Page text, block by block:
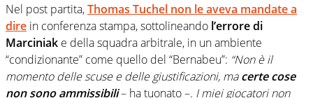
Nel post partita,Thomas Tuchel non le aveva mandate a
dire in conferenza stampa, sottolineando l’errore di
Marciniak e della squadra arbitrale, in un ambiente
“condizionante” come quello del “Bernabeu”: “Non è il
momento delle scuse e delle giustificazioni, macerte cose
non sono ammissibili– ha tuonato –. I miei giocatori non